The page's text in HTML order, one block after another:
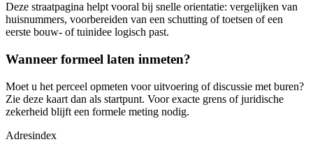
Deze straatpagina helpt vooral bij snelle orientatie: vergelijken van
huisnummers, voorbereiden van een schutting of toetsen of een
eerste bouw- of tuinidee logisch past.
Wanneer formeel laten inmeten?
Moet u het perceel opmeten voor uitvoering of discussie met buren?
Zie deze kaart dan als startpunt. Voor exacte grens of juridische
zekerheid blijft een formele meting nodig.
Adresindex